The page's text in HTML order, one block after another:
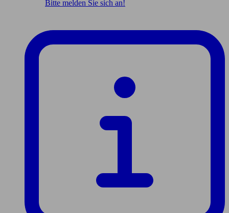
Bitte melden Sie sich an!